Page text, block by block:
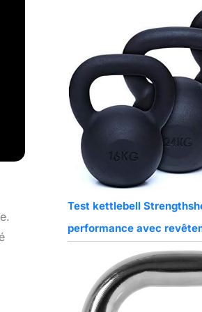
Test kettlebell
performance avec